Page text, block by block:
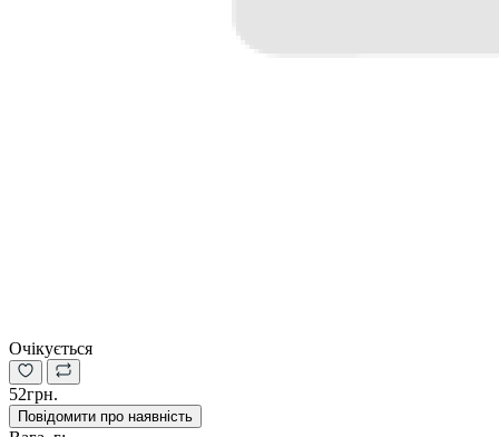
Очікується
52грн.
Повідомити про наявність